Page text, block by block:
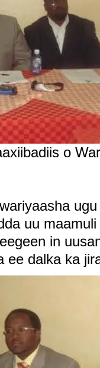
o
uu
in
ee dalka ka